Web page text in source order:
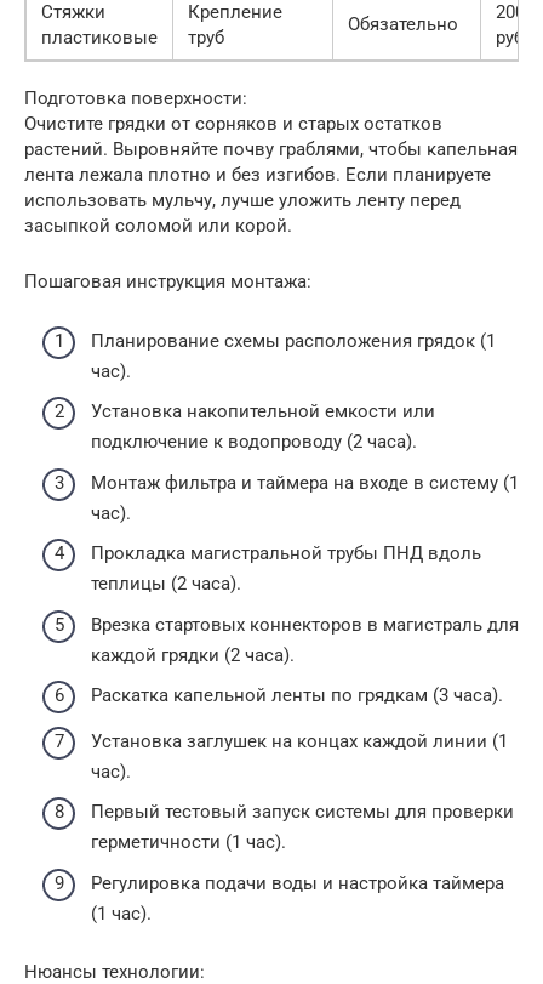
Стяжки
пластиковые
Крепление
труб
Обязательно
200
руб.
Подготовка поверхности:
Очистите грядки от сорняков и старых остатков
растений. Выровняйте почву граблями, чтобы капельная
лента лежала плотно и без изгибов. Если планируете
использовать мульчу, лучше уложить ленту перед
засыпкой соломой или корой.
Пошаговая инструкция монтажа:
Планирование схемы расположения грядок (1
час).
Установка накопительной емкости или
подключение к водопроводу (2 часа).
Монтаж фильтра и таймера на входе в систему (1
час).
Прокладка магистральной трубы ПНД вдоль
теплицы (2 часа).
Врезка стартовых коннекторов в магистраль для
каждой грядки (2 часа).
Раскатка капельной ленты по грядкам (3 часа).
Установка заглушек на концах каждой линии (1
час).
Первый тестовый запуск системы для проверки
герметичности (1 час).
Регулировка подачи воды и настройка таймера
(1 час).
Нюансы технологии: